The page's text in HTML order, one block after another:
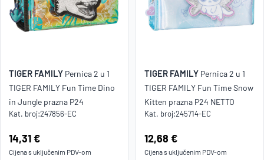
A
TIGER FAMILY Pernica 2 u 1
TIGER FAMILY Fun Time Dino
in Jungle prazna P24
Kat. broj:247856-EC
Cijena:
14,31 €
Cijena s uključenim PDV-om
TIGER FAMILY Pernica 2 u 1
TIGER FAMILY Fun Time Snow
Kitten prazna P24 NETTO
Kat. broj:245714-EC
Cijena:
12,68 €
Cijena s uključenim PDV-om